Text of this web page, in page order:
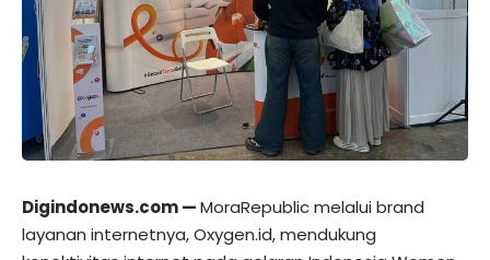
Digindonews.com —MoraRepublic melalui brand
layanan internetnya,Oxygen.id, mendukung